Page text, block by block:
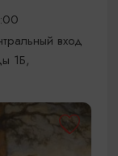
вход
1Б,